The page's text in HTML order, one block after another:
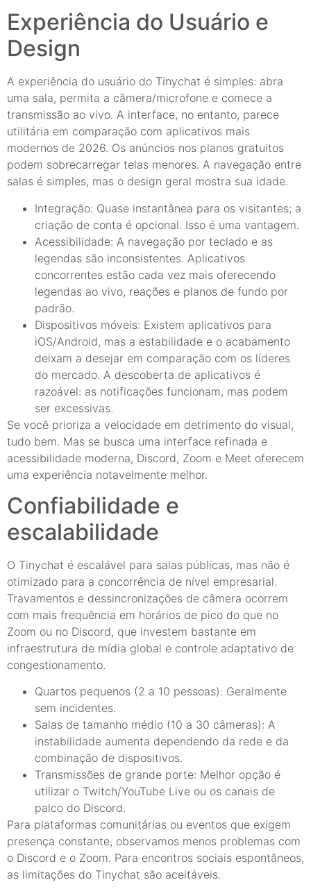
Experiência do Usuário e
Design
A experiência do usuário do Tinychat é simples: abra
uma sala, permita a câmera/microfone e comece a
transmissão ao vivo. A interface, no entanto, parece
utilitária em comparação com aplicativos mais
modernos de 2026. Os anúncios nos planos gratuitos
podem sobrecarregar telas menores. A navegação entre
salas é simples, mas o design geral mostra sua idade.
Integração: Quase instantânea para os visitantes; a
criação de conta é opcional. Isso é uma vantagem.
Acessibilidade: A navegação por teclado e as
legendas são inconsistentes. Aplicativos
concorrentes estão cada vez mais oferecendo
legendas ao vivo, reações e planos de fundo por
padrão.
Dispositivos móveis: Existem aplicativos para
iOS/Android, mas a estabilidade e o acabamento
deixam a desejar em comparação com os líderes
do mercado. A descoberta de aplicativos é
razoável: as notificações funcionam, mas podem
ser excessivas.
Se você prioriza a velocidade em detrimento do visual,
tudo bem. Mas se busca uma interface refinada e
acessibilidade moderna, Discord, Zoom e Meet oferecem
uma experiência notavelmente melhor.
Confiabilidade e
escalabilidade
O Tinychat é escalável para salas públicas, mas não é
otimizado para a concorrência de nível empresarial.
Travamentos e dessincronizações de câmera ocorrem
com mais frequência em horários de pico do que no
Zoom ou no Discord, que investem bastante em
infraestrutura de mídia global e controle adaptativo de
congestionamento.
Quartos pequenos (2 a 10 pessoas): Geralmente
sem incidentes.
Salas de tamanho médio (10 a 30 câmeras): A
instabilidade aumenta dependendo da rede e da
combinação de dispositivos.
Transmissões de grande porte: Melhor opção é
utilizar o Twitch/YouTube Live ou os canais de
palco do Discord.
Para plataformas comunitárias ou eventos que exigem
presença constante, observamos menos problemas com
o Discord e o Zoom. Para encontros sociais espontâneos,
as limitações do Tinychat são aceitáveis.